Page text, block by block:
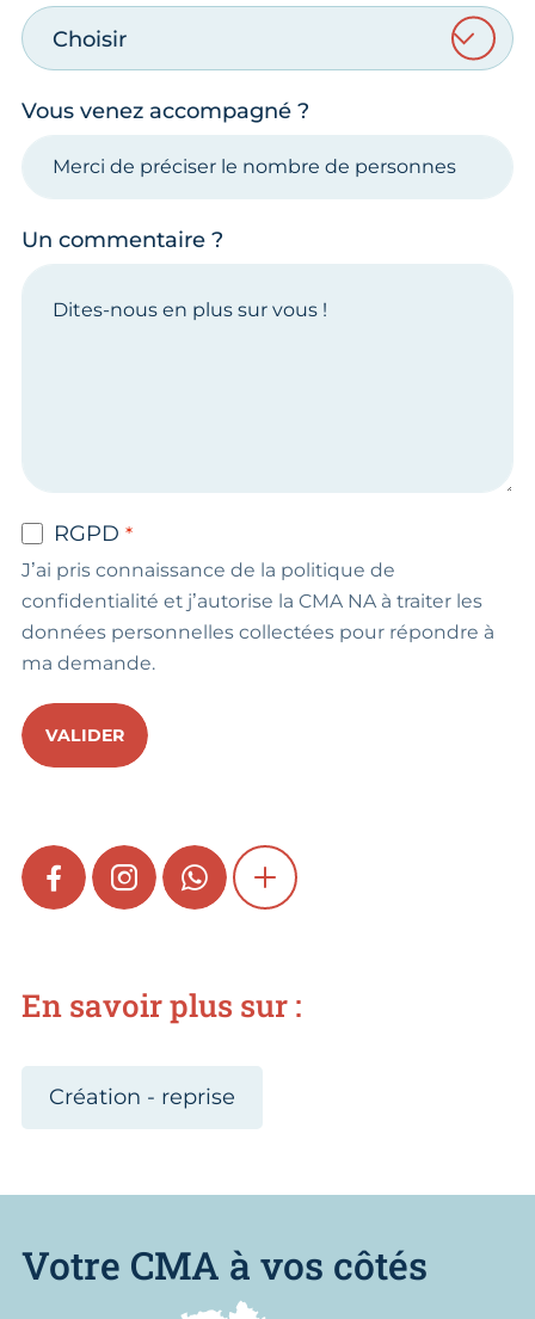
Choisir
Vous venez accompagné ?
Un commentaire ?
RGPD
J’ai pris connaissance de la politique de
confidentialité et j’autorise la CMA NA à traiter les
données personnelles collectées pour répondre à
ma demande.
VALIDER
FACEBOOKINSTAGRAMWHATSAPPSHOW MORE
En savoir plus sur :
Création - reprise
Votre CMA à vos côtés